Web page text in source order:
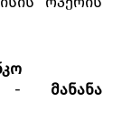
- მანანა